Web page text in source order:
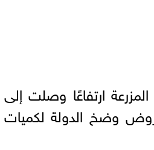
ارتفاعًا وصلت إلى
وضخ الدولة لكميات